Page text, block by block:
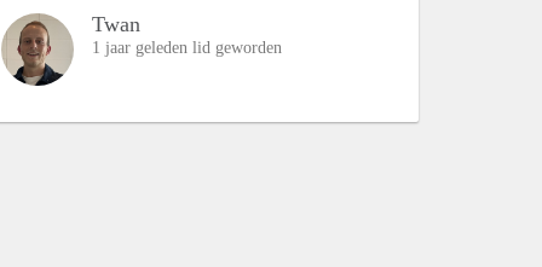
Twan
1 jaar geleden lid geworden